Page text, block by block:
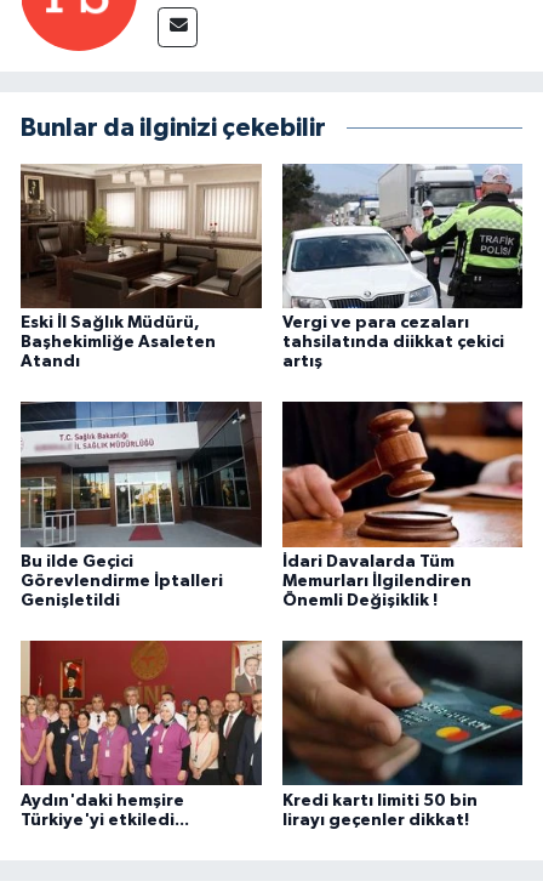
Bunlar da ilginizi çekebilir
Eski İl Sağlık Müdürü,
Başhekimliğe Asaleten
Atandı
Vergi ve para cezaları
tahsilatında diikkat çekici
artış
Bu ilde Geçici
Görevlendirme İptalleri
Genişletildi
İdari Davalarda Tüm
Memurları İlgilendiren
Önemli Değişiklik !
Aydın'daki hemşire
Türkiye'yi etkiledi...
Kredi kartı limiti 50 bin
lirayı geçenler dikkat!